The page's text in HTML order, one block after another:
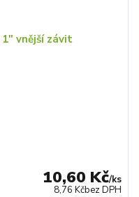
10,60 Kč/ks
8,76 Kčbez DPH